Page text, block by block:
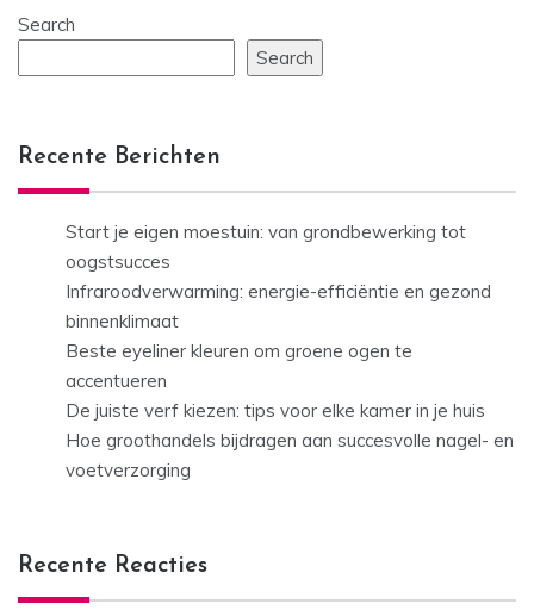
Search
Search
Recente Berichten
Start je eigen moestuin: van grondbewerking tot
oogstsucces
Infraroodverwarming: energie-efficiëntie en gezond
binnenklimaat
Beste eyeliner kleuren om groene ogen te
accentueren
De juiste verf kiezen: tips voor elke kamer in je huis
Hoe groothandels bijdragen aan succesvolle nagel- en
voetverzorging
Recente Reacties